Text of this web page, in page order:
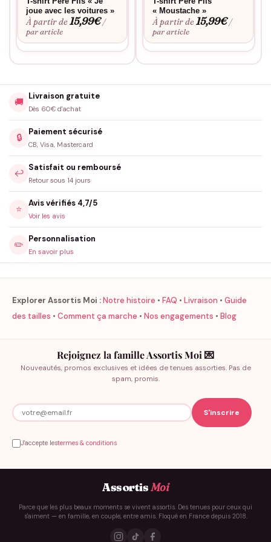
joue avec les voitures »
À partir de15,99€ /
par article
« Moustache »
À partir de15,99€ /
par article
🚚
Livraison gratuite
Dès 60€ d'achat
🔒
Paiement sécurisé
CB, Visa, Mastercard
↩️
Satisfait ou remboursé
Retour sous 14 jours
⭐
Avis vérifiés 4,7/5
Voir les avis
✏️
Personnalisation
En savoir plus
Explorer Assortis Moi :Notre histoire • FAQ • Livraison • Guide
des tailles • Comment ça marche • Nos engagements • Blog
Rejoignez la famille Assortis Moi 💌
Nouveautés, promos exclusives et idées de tenues assorties. Pas de
spam, promis.
J'accepte lestermes & conditions
AssortisMoi
Parce que les plus beaux moments se vivent assortis. Des tenues pour ceux qui
s'aiment — en famille, en couple, entre amis. Floqué en France depuis 2018.